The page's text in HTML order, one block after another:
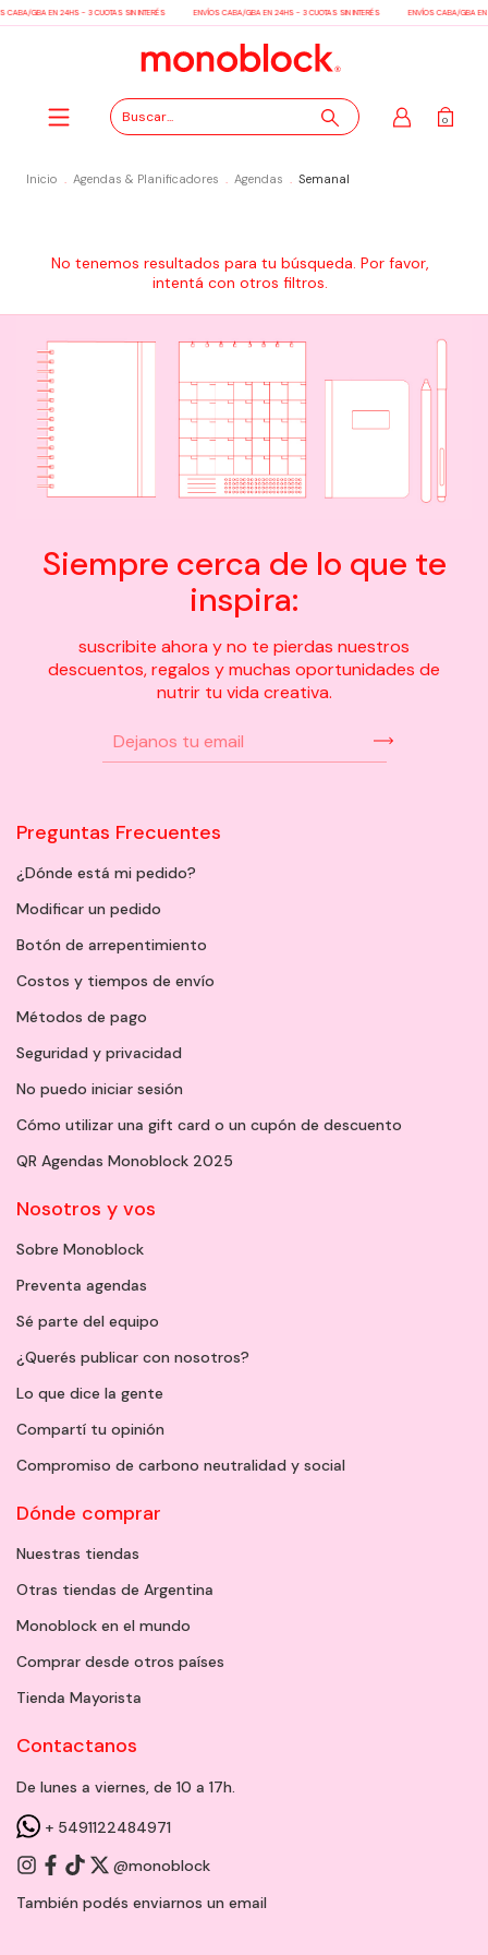
CABA/GBA EN 24HS - 3 CUOTAS SIN INTERÉS ENVÍOS CABA/GBA EN 24HS - 3 CUOTAS SIN INTERÉS ENVÍOS CABA/GBA EN
0
Inicio . Agendas & Planificadores . Agendas . Semanal
No tenemos resultados para tu búsqueda. Por favor,
intentá con otros filtros.
Siempre cerca de lo que te
inspira:
suscribite ahora y no te pierdas nuestros
descuentos, regalos y muchas oportunidades de
nutrir tu vida creativa.
Preguntas Frecuentes
¿Dónde está mi pedido?
Modificar un pedido
Botón de arrepentimiento
Costos y tiempos de envío
Métodos de pago
Seguridad y privacidad
No puedo iniciar sesión
Cómo utilizar una gift card o un cupón de descuento
QR Agendas Monoblock 2025
Nosotros y vos
Sobre Monoblock
Preventa agendas
Sé parte del equipo
¿Querés publicar con nosotros?
Lo que dice la gente
Compartí tu opinión
Compromiso de carbono neutralidad y social
Dónde comprar
Nuestras tiendas
Otras tiendas de Argentina
Monoblock en el mundo
Comprar desde otros países
Tienda Mayorista
Contactanos
De lunes a viernes, de 10 a 17h.
+ 5491122484971
@monoblock
También podés enviarnos un email